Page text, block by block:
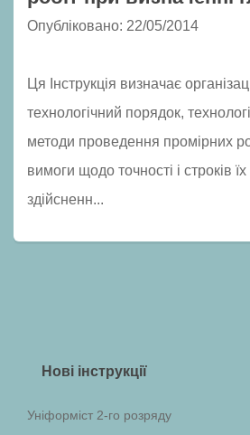
Опубліковано: 22/05/2014
Ця Інструкція визначає
технологічний порядок,
методи проведення промірних
вимоги щодо точності і строків
здійсненн...
Нові інструкції
Уніформіст 2-го розряду